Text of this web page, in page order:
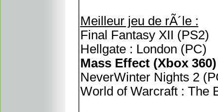
Meilleur jeu de rÃ´le :
Final Fantasy XII (PS2)
Hellgate : London (PC)
Mass Effect (Xbox 360)
NeverWinter Nights 2
World of Warcraft : The